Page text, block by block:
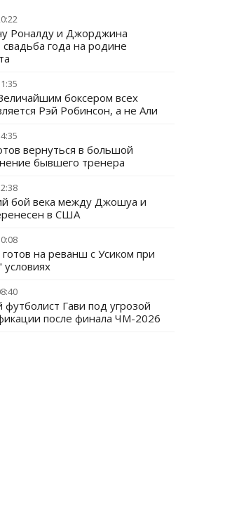
Роналду и Джорджина
свадьба года на родине
боксером всех
Рэй Робинсон, а не Али
вернуться в большой
бывшего тренера
бой века между Джошуа и
в США
на реванш с Усиком при
футболист Гави под угрозой
после финала ЧМ-2026